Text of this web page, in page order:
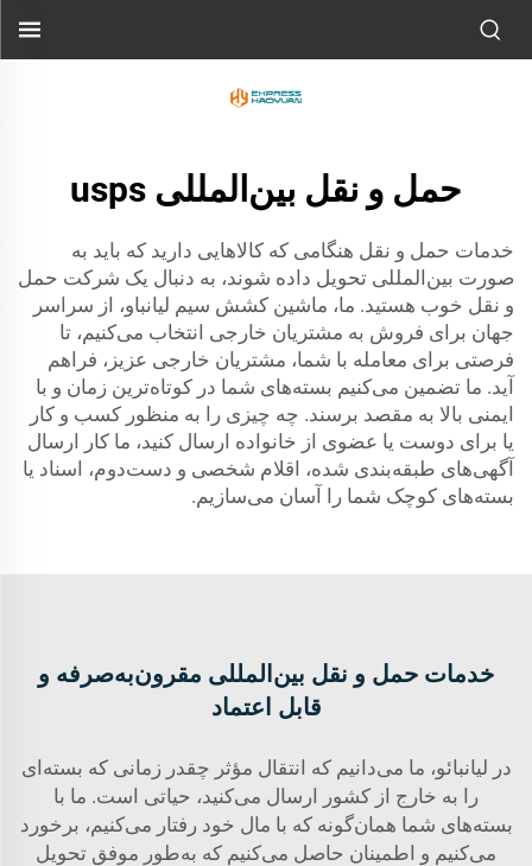
حمل و نقل بین‌المللی usps
خدمات حمل و نقل هنگامی که کالاهایی دارید که باید به
صورت بین‌المللی تحویل داده شوند، به دنبال یک شرکت حمل
و نقل خوب هستید. ما، ماشین کشش سیم لیانباو، از سراسر
جهان برای فروش به مشتریان خارجی انتخاب می‌کنیم، تا
فرصتی برای معامله با شما، مشتریان خارجی عزیز، فراهم
آید. ما تضمین می‌کنیم بسته‌های شما در کوتاه‌ترین زمان و با
ایمنی بالا به مقصد برسند. چه چیزی را به منظور کسب و کار
یا برای دوست یا عضوی از خانواده ارسال کنید، ما کار ارسال
آگهی‌های طبقه‌بندی شده، اقلام شخصی و دست‌دوم، اسناد یا
بسته‌های کوچک شما را آسان می‌سازیم.
خدمات حمل و نقل بین‌المللی مقرون‌به‌صرفه و
قابل اعتماد
در لیانبائو، ما می‌دانیم که انتقال مؤثر چقدر زمانی که بسته‌ای
را به خارج از کشور ارسال می‌کنید، حیاتی است. ما با
بسته‌های شما همان‌گونه که با مال خود رفتار می‌کنیم، برخورد
می‌کنیم و اطمینان حاصل می‌کنیم که به‌طور موفق تحویل